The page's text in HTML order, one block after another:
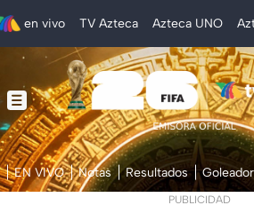
en vivo TV Azteca Azteca UNO
EN VIVO Notas Resultados
PUBLICIDAD